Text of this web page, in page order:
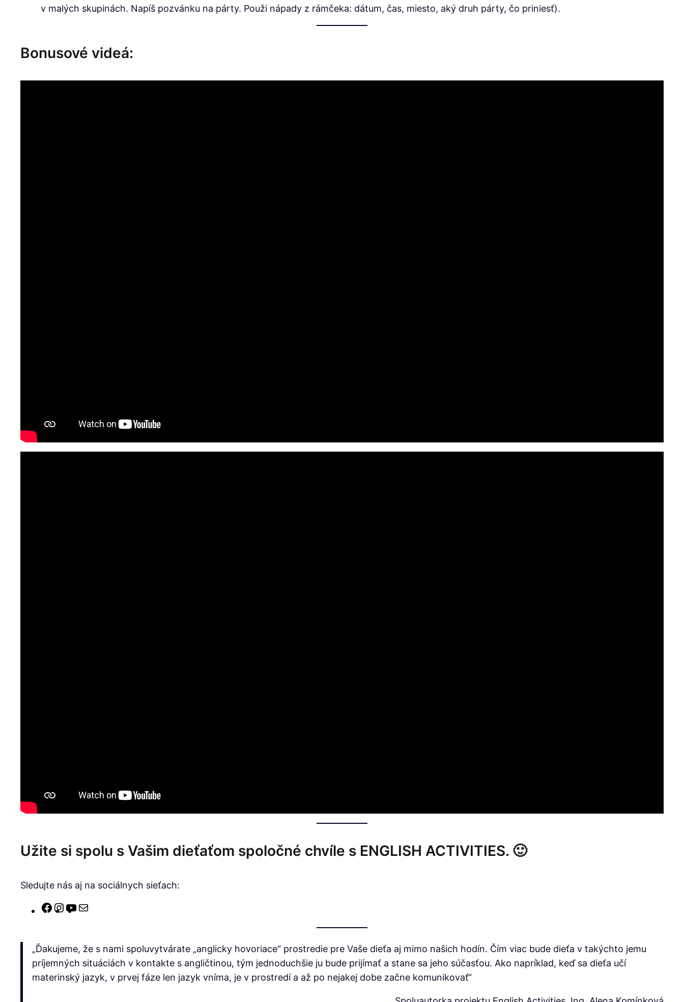
v malých skupinách. Napíš pozvánku na párty. Použi nápady z rámčeka: dátum, čas, miesto, aký druh párty, čo priniesť).
Bonusové videá:
Užite si spolu s Vašim dieťaťom spoločné chvíle s ENGLISH ACTIVITIES. 🙂
Sledujte nás aj na sociálnych sieťach:
Facebook
Instagram
YouTube
„Ďakujeme, že s nami spoluvytvárate „anglicky hovoriace“ prostredie pre Vaše dieťa aj mimo našich hodín. Čím viac bude dieťa v takýchto jemu
príjemných situáciách v kontakte s angličtinou, tým jednoduchšie ju bude prijímať a stane sa jeho súčasťou. Ako napríklad, keď sa dieťa učí
materinský jazyk, v prvej fáze len jazyk vníma, je v prostredí a až po nejakej dobe začne komunikovať“